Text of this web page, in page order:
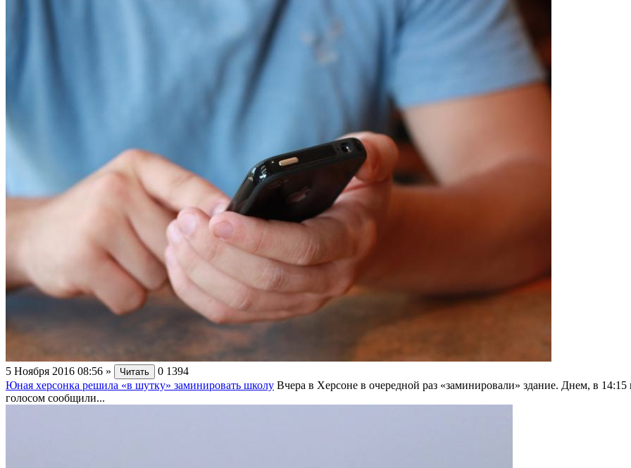
5 Ноября 2016 08:56 » Читать 0 1394
Юная херсонка решила «в шутку» заминировать школу Вчера в Херсоне в очередной раз «заминировали» здание. Днем, в
голосом сообщили...